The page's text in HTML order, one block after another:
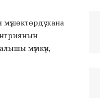
жана
мүмкүн,